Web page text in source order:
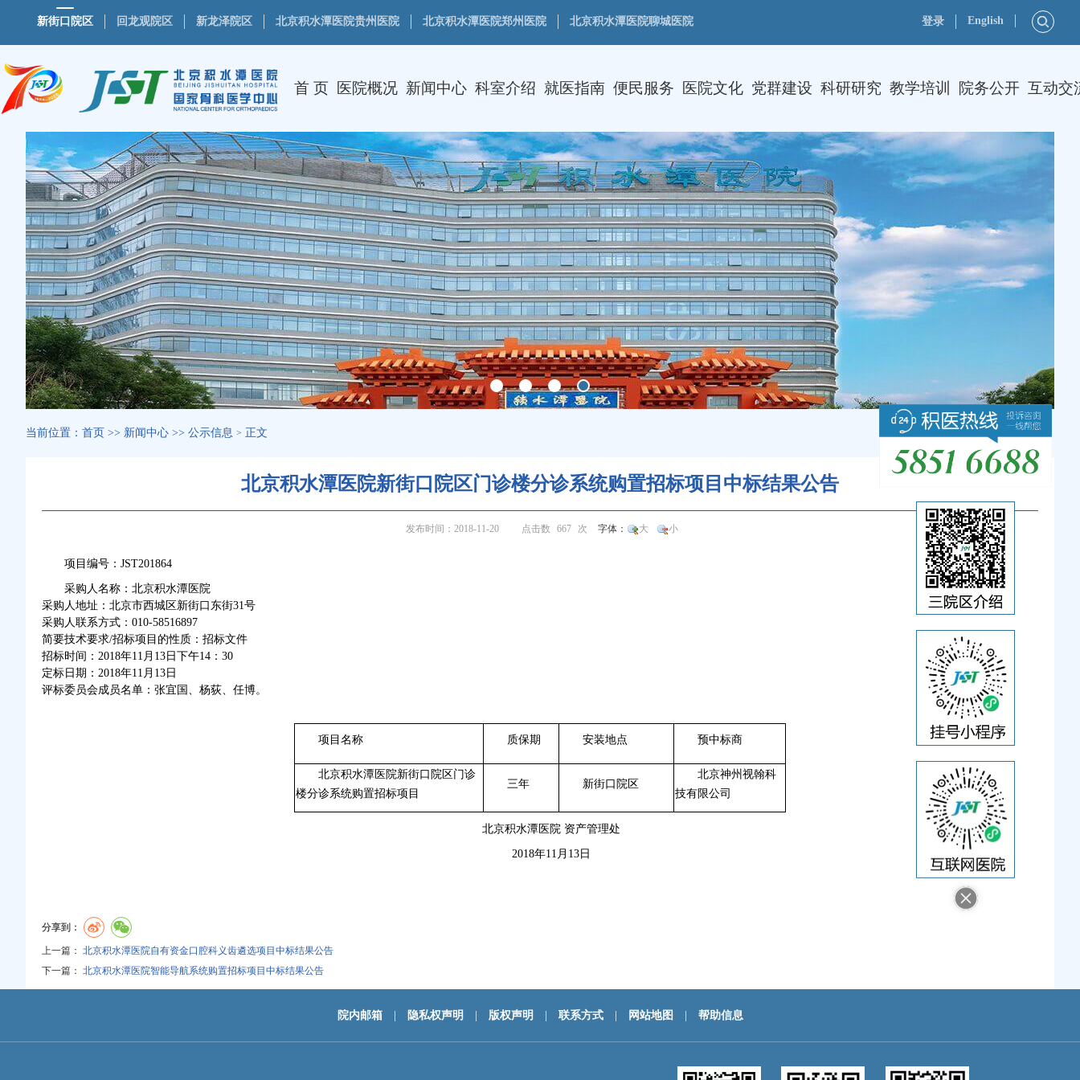
新街口院区 回龙观院区 新龙泽院区 北京积水潭医院贵州医院 北京积水潭医院郑州医院 北京积水潭医院聊城医院 登录 English
首 页 医院概况 新闻中心 科室介绍 就医指南 便民服务 医院文化 党群建设 科研研究 教学培训 院务公开 互动交
当前位置： 首页 >> 新闻中心 >> 公示信息 > 正文
北京积水潭医院新街口院区门诊楼分诊系统购置招标项目中标结果公告
发布时间：2018-11-20 点击数 667 次 字体： 大 小
项目编号：JST201864
采购人名称：北京积水潭医院
采购人地址：北京市西城区新街口东街31号
采购人联系方式：010-58516897
简要技术要求/招标项目的性质：招标文件
招标时间：2018年11月13日下午14：30
定标日期：2018年11月13日
评标委员会成员名单：张宜国、杨荻、任博。
项目名称 质保期 安装地点 预中标商
北京积水潭医院新街口院区门诊
楼分诊系统购置招标项目
三年 新街口院区
北京神州视翰科
技有限公司
北京积水潭医院 资产管理处
2018年11月13日
分享到：
上一篇： 北京积水潭医院自有资金口腔科义齿遴选项目中标结果公告
下一篇： 北京积水潭医院智能导航系统购置招标项目中标结果公告
院内邮箱 隐私权声明 版权声明 联系方式 网站地图 帮助信息